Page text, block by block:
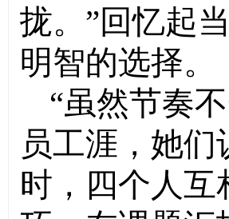
拢。”回忆起
明智的选择。
“虽然节奏
员工涯，她
时，四个人互